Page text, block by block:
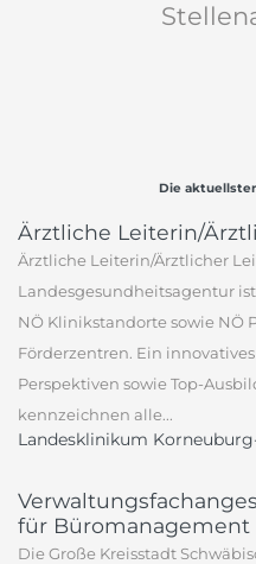
Die
Ärztliche Leiterin/
Ärztliche Leiterin/Ärztlicher
Landesgesundheitsagentur
NÖ Klinikstandorte sowie NÖ
Förderzentren. Ein
Perspektiven sowie Top-
kennzeichnen alle...
Landesklinikum
für Büromanagement
Die Große Kreisstadt